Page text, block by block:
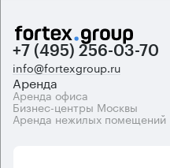
+7 (495) 256-03-70
info@fortexgroup.ru
Аренда
Аренда офиса
Бизнес-центры Москвы
Аренда нежилых помещений